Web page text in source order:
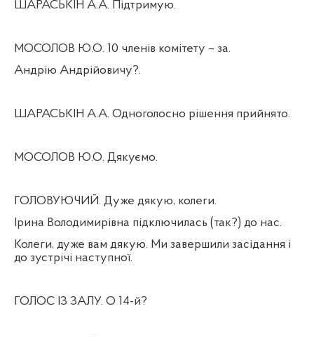
ШАРАСЬКІН А.А. Підтримую.
МОСОЛОВ Ю.О. 10 членів комітету – за.
Андрію Андрійовичу?.
ШАРАСЬКІН А.А. Одноголосно рішення прийнято.
МОСОЛОВ Ю.О. Дякуємо.
ГОЛОВУЮЧИЙ. Дуже дякую, колеги.
Ірина Володимирівна підключилась (так?) до нас.
Колеги, дуже вам дякую. Ми завершили засідання і
до зустрічі наступної.
ГОЛОС ІЗ ЗАЛУ. О 14-й?